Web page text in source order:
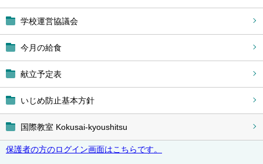
学校運営協議会
今月の給食
献立予定表
いじめ防止基本方針
国際教室 Kokusai-kyoushitsu
保護者の方のログイン画面はこちらです。